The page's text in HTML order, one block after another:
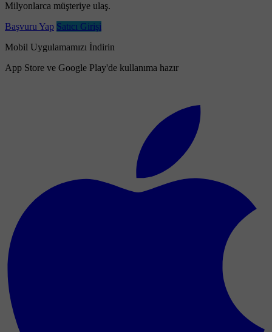
Milyonlarca müşteriye ulaş.
Başvuru Yap Satıcı Girişi
Mobil Uygulamamızı İndirin
App Store ve Google Play'de kullanıma hazır